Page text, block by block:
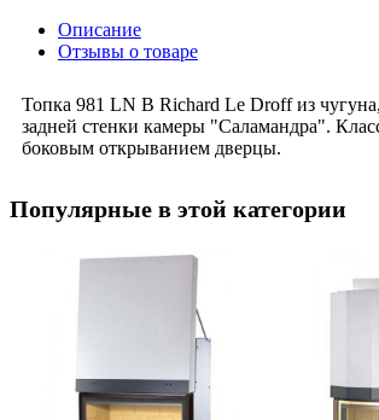
Описание
Отзывы о товаре
Топка 981 LN B Richard Le Droff из
задней стенки камеры "Саламандра".
боковым открыванием дверцы.
Популярные в этой категории